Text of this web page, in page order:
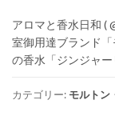
アロマと香水日和 (
室御用達ブランド
の香水「ジンジャ
カテゴリー: モルトン